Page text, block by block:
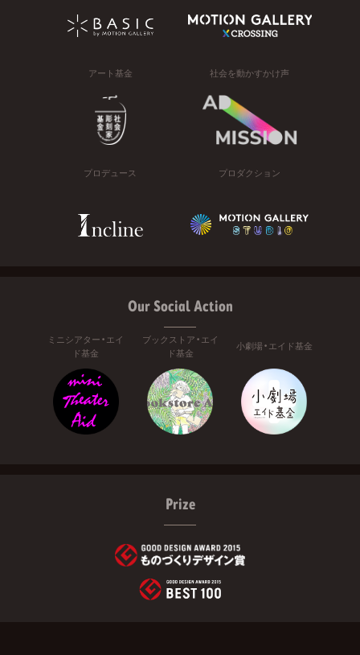
アート基金 社会を動かすかけ声
プロデュース プロダクション
Our Social Action
ミニシアター・エイ
ド基金
ブックストア・エイ
ド基金
小劇場・エイド基金
Prize